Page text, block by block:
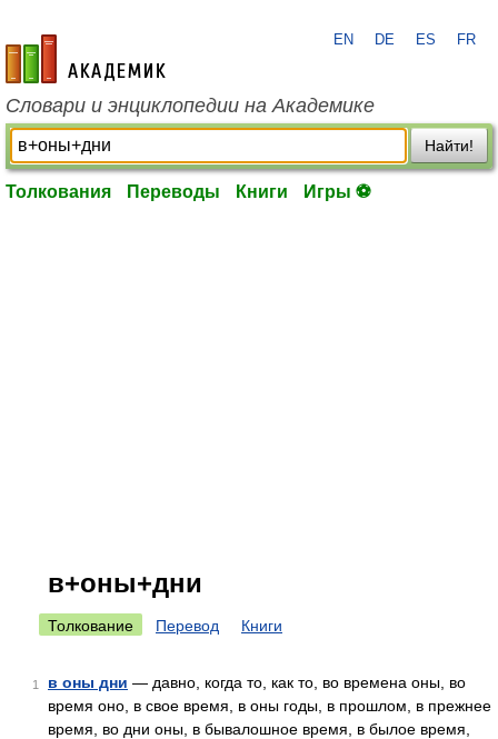
academic.ru
EN DE ES FR
Словари и энциклопедии на Академике
Найти!
Толкования Переводы Книги Игры ⚽
в+оны+дни
Толкование Перевод Книги
1 в оны дни — давно, когда то, как то, во времена оны, во
время оно, в свое время, в оны годы, в прошлом, в прежнее
время, во дни оны, в бывалошное время, в былое время,